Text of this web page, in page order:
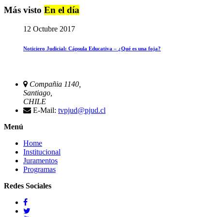
Más visto En el día
12 Octubre 2017
Noticiero Judicial: Cápsula Educativa – ¿Qué es una foja?
Compañia 1140,
Santiago,
CHILE
E-Mail: tvpjud@pjud.cl
Menú
Home
Institucional
Juramentos
Programas
Redes Sociales